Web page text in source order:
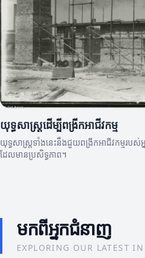
យុទ្ធសាស្ត្រដើម្បីពង្រីកអាជីវកម្ម
យុទ្ធសាស្ត្រទាំងនេះនឹងជួយពង្រីកអាជីវកម្មរប
ដែលមានប្រសិទ្ធភាព។
មកពីអ្នកជំនាញ
EXPLORING OUR LATEST